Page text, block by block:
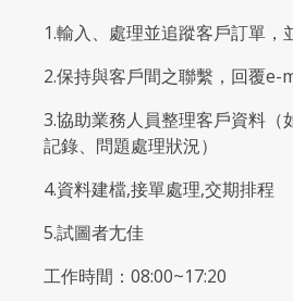
1.輸入、處理並追蹤客戶訂單，
2.保持與客戶間之聯繫，回覆e-
3.協助業務人員整理客戶資料（
記錄、問題處理狀況）
4.資料建檔,接單處理,交期排程
5.試圖者尢佳
工作時間：08:00~17:20